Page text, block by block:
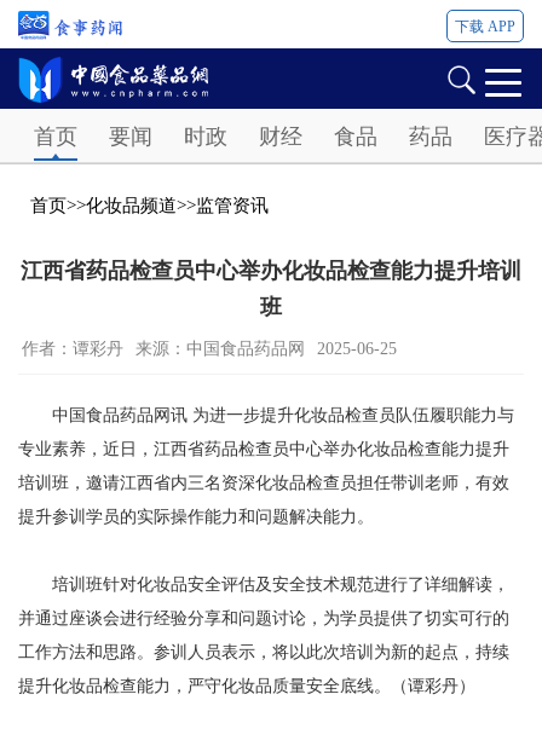
下载 APP
首页 要闻 时政 财经 食品 药品 医疗
首页>>化妆品频道>>监管资讯
江西省药品检查员中心举办化妆品检查能力提升培训
班
作者：谭彩丹 来源：中国食品药品网 2025-06-25
中国食品药品网讯 为进一步提升化妆品检查员队伍履职能力与
专业素养，近日，江西省药品检查员中心举办化妆品检查能力提升
培训班，邀请江西省内三名资深化妆品检查员担任带训老师，有效
提升参训学员的实际操作能力和问题解决能力。
培训班针对化妆品安全评估及安全技术规范进行了详细解读，
并通过座谈会进行经验分享和问题讨论，为学员提供了切实可行的
工作方法和思路。参训人员表示，将以此次培训为新的起点，持续
提升化妆品检查能力，严守化妆品质量安全底线。（谭彩丹）